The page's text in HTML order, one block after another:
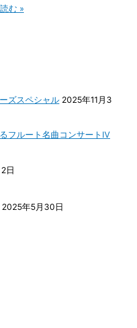
む »
ズスペシャル 2025年11月3
フルート名曲コンサートⅣ
日
2025年5月30日